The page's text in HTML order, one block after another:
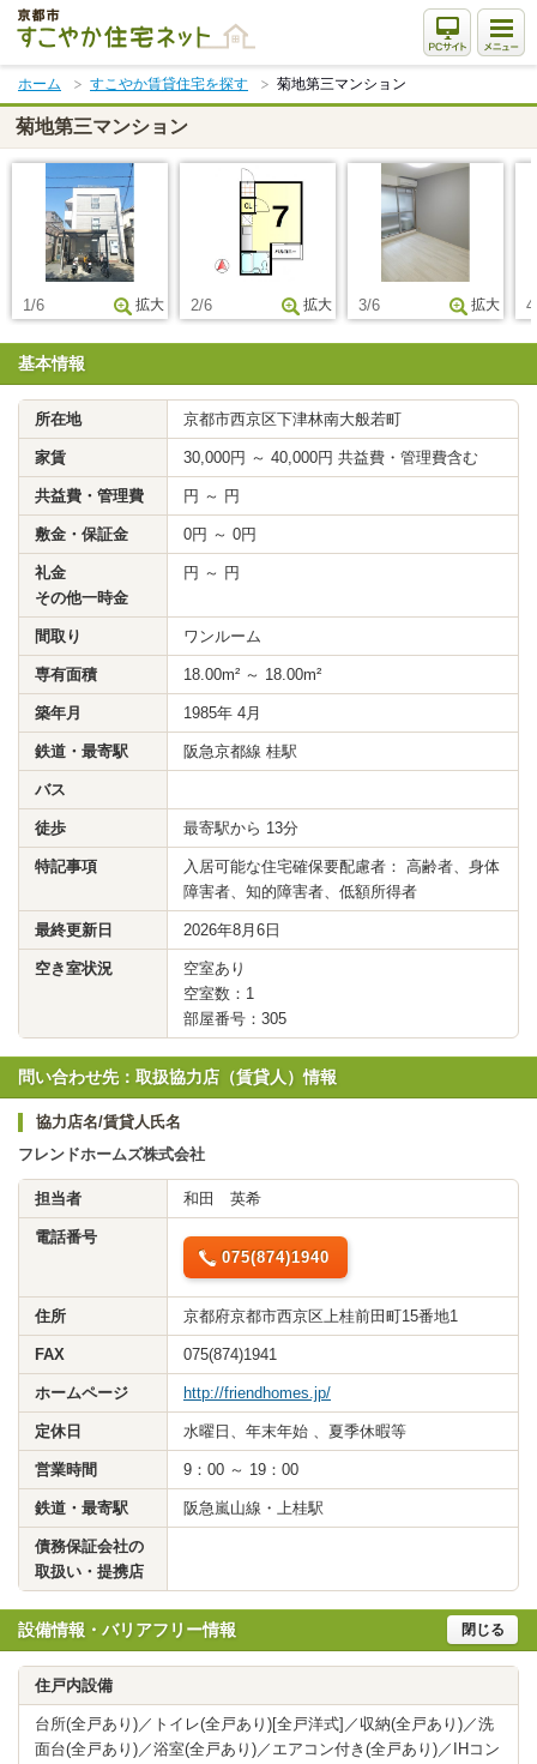
本
文
ま
で
ス
キ
ホーム すこやか賃貸住宅を探す 菊地第三マンション
菊地第三マンション
1/6 拡大 2/6 拡大 3/6 拡大
基本情報
所在地 京都市西京区下津林南大般若町
家賃 30,000円 ～ 40,000円 共益費・管理費含む
共益費・管理費 円 ～ 円
敷金・保証金 0円 ～ 0円
礼金
その他一時金
円 ～ 円
間取り ワンルーム
専有面積 18.00m² ～ 18.00m²
築年月 1985年 4月
鉄道・最寄駅 阪急京都線 桂駅
バス
徒歩 最寄駅から 13分
特記事項
入居可能な住宅確保要配慮者： 高齢者、身体
障害者、知的障害者、低額所得者
最終更新日 2026年8月6日
空き室状況
空室あり
空室数：1
部屋番号：305
問い合わせ先：取扱協力店（賃貸人）情報
協力店名/賃貸人氏名
フレンドホームズ株式会社
担当者 和田 英希
電話番号
075(874)1940
住所 京都府京都市西京区上桂前田町15番地1
FAX 075(874)1941
ホームページ http://friendhomes.jp/
定休日 水曜日、年末年始 、夏季休暇等
営業時間 9：00 ～ 19：00
鉄道・最寄駅 阪急嵐山線・上桂駅
債務保証会社の
取扱い・提携店
設備情報・バリアフリー情報 閉じる
住戸内設備
台所(全戸あり)／トイレ(全戸あり)[全戸洋式]／収納(全戸あり)／洗
面台(全戸あり)／浴室(全戸あり)／エアコン付き(全戸あり)／IHコン